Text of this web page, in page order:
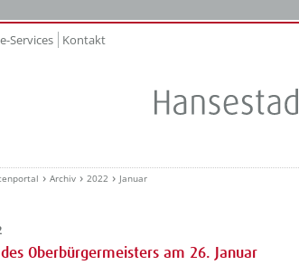
Services Kontakt
Archiv 2022 Januar
Oberbürgermeisters am 26. Januar